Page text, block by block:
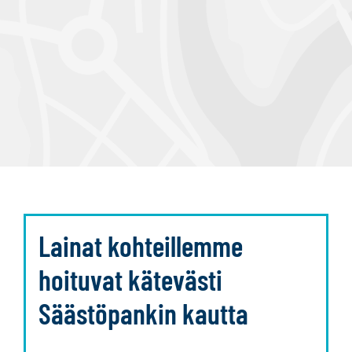
Lainat kohteillemme
hoituvat kätevästi
Säästöpankin kautta